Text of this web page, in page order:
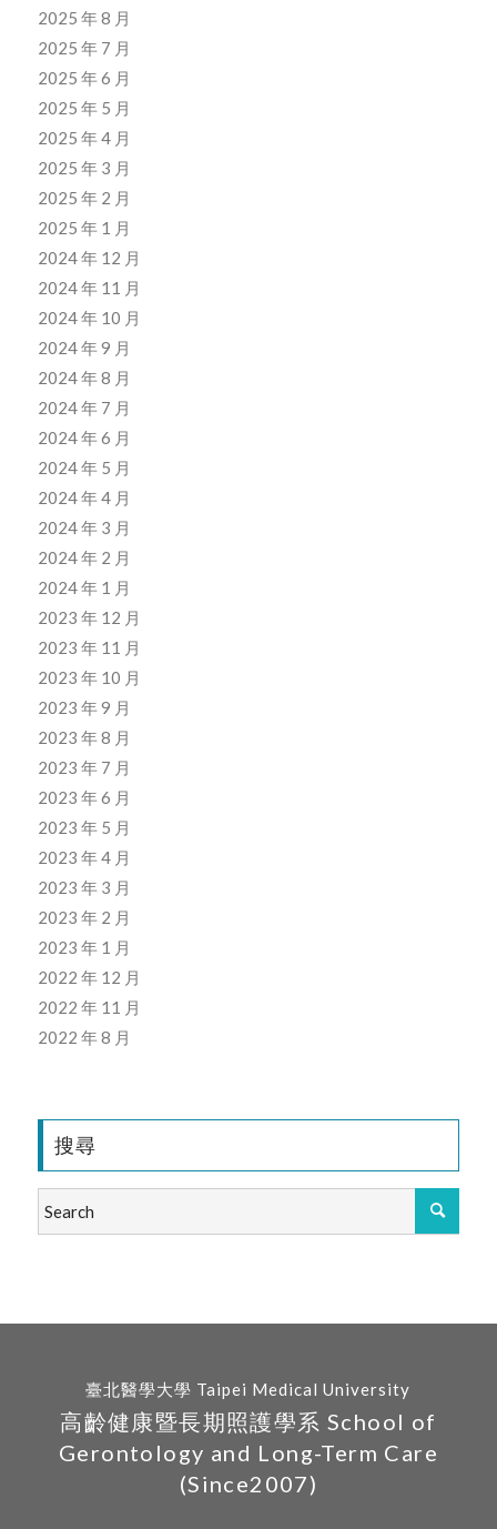
2025 年 8 月
2025 年 7 月
2025 年 6 月
2025 年 5 月
2025 年 4 月
2025 年 3 月
2025 年 2 月
2025 年 1 月
2024 年 12 月
2024 年 11 月
2024 年 10 月
2024 年 9 月
2024 年 8 月
2024 年 7 月
2024 年 6 月
2024 年 5 月
2024 年 4 月
2024 年 3 月
2024 年 2 月
2024 年 1 月
2023 年 12 月
2023 年 11 月
2023 年 10 月
2023 年 9 月
2023 年 8 月
2023 年 7 月
2023 年 6 月
2023 年 5 月
2023 年 4 月
2023 年 3 月
2023 年 2 月
2023 年 1 月
2022 年 12 月
2022 年 11 月
2022 年 8 月
搜尋
臺北醫學大學 Taipei Medical University
高齡健康暨長期照護學系 School of
Gerontology and Long-Term Care
(Since2007)